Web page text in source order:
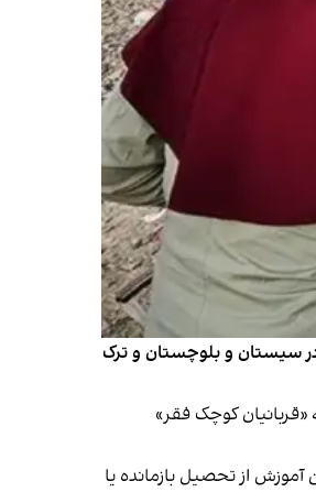
در سیستان و بلوچستان و ترک
کار که «قربانیان کوچک فقر»
اشاره کرد که بر اساس آن ۹۶۰ هزار کودک و نوجوان در سن آموزش از تحصیل بازمانده یا